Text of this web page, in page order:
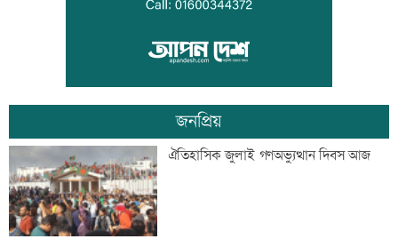
পাঁচ আর্থিক প্রতিষ্ঠান বন্ধের অনুমোদন,
রোববার প্রশাসক নিয়োগ
ঢাকা-ময়মনসিংহ রেল যোগাযোগ স্বাভাবিক
জনপ্রিয়
ঐতিহাসিক জুলাই গণঅভ্যুত্থান দিবস আজ